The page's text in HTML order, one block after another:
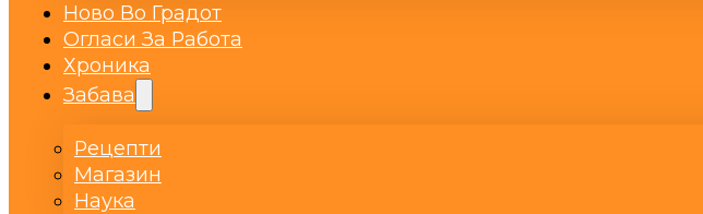
Ново Во Градот
Огласи За Работа
Хроника
Забава
Рецепти
Магазин
Наука